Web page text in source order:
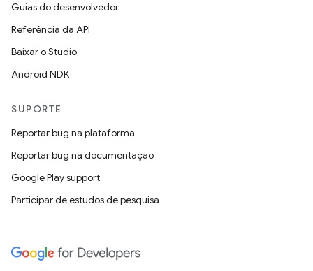
Guias do desenvolvedor
Referência da API
Baixar o Studio
Android NDK
SUPORTE
Reportar bug na plataforma
Reportar bug na documentação
Google Play support
Participar de estudos de pesquisa